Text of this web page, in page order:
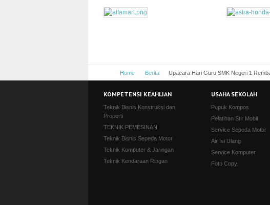
Home Berita Upacara Hari Guru SMK Negeri 1
KOMPETENSI KEAHLIAN
Teknik Bisnis Konstruksi dan
Properti
TEKNIK PEMESINAN
Teknik Bisnis Sepeda Motor
Teknik Komputer & Jaringan
Teknik Kendaraan Ringan
USAHA SEKOLAH
Pupuk Kompos
Pelatihan Stir Mobil
Service Sepeda Motor
Air Isi Ulang
Service Komputer
Foto Copy